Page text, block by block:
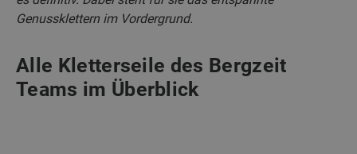
Genussklettern im Vordergrund.
Alle Kletterseile des Bergzeit
Teams im Überblick